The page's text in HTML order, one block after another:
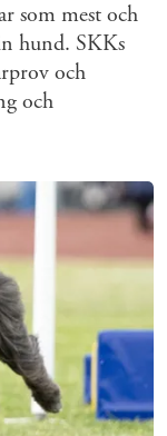
som mest och
hund. SKKs
och
och